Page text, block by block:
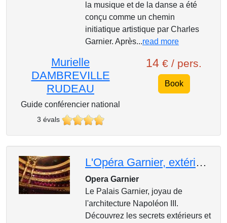
la musique et de la danse a été
conçu comme un chemin
initiatique artistique par Charles
Garnier. Après...read more
Murielle
DAMBREVILLE
RUDEAU
Guide conférencier national
3 évals
14 € / pers.
Book
L'Opéra Garnier, extérieur et intérieur le jour de VOTRE choix
Opera Garnier
Le Palais Garnier, joyau de
l'architecture Napoléon III.
Découvrez les secrets extérieurs et